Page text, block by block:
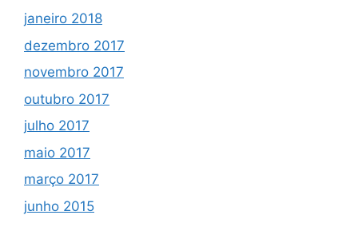
janeiro 2018
dezembro 2017
novembro 2017
outubro 2017
julho 2017
maio 2017
março 2017
junho 2015